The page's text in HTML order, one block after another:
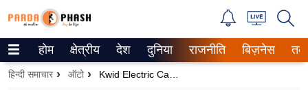
Trending on Google News
होम क्षेत्रीय देश दुनिया राजनीति बिज़नेस
हिन्दी समाचार ऑटो